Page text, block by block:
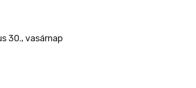
30., vasárnap